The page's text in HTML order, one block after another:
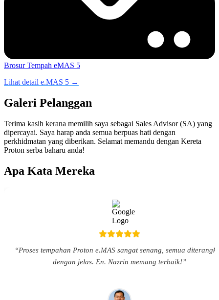
BrosurTempah eMAS 5
Lihat detail e.MAS 5 →
Galeri Pelanggan
Terima kasih kerana memilih saya sebagai Sales Advisor (SA) yang
dipercayai. Saya harap anda semua berpuas hati dengan
perkhidmatan yang diberikan. Selamat memandu dengan Kereta
Proton serba baharu anda!
Apa Kata Mereka
“Proses tempahan Proton e.MAS sangat senang, semua
dengan jelas. En. Nazrin memang terbaik!”